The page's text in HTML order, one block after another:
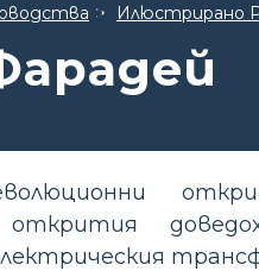
Илюстрирано
открития